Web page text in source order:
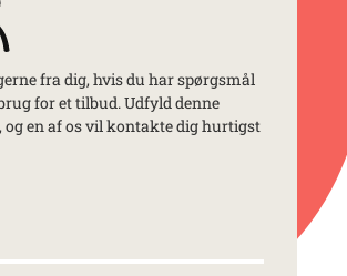
fra dig, hvis du har spørgsmål
for et tilbud. Udfyld denne
en af os vil kontakte dig hurtigst